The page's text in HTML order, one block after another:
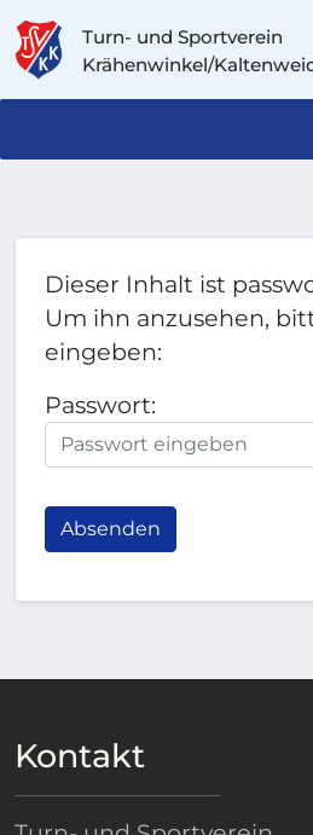
Turn- und Sportverein
Krähenwinkel/
Dieser Inhalt ist
Um ihn anzusehen,
eingeben:
Passwort:
Absenden
Kontakt